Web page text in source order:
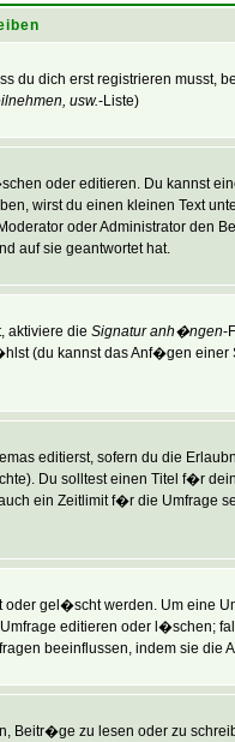
du dich erst registrieren
usw.-Liste)
oder editieren. Du kannst
wirst du einen kleinen Text
oder Administrator den
auf sie geantwortet hat.
aktiviere die Signatur anh�ngen-
(du kannst das Anf�gen einer
editierst, sofern du die
Du solltest einen Titel f�r
ein Zeitlimit f�r die Umfrage
gel�scht werden. Um eine
editieren oder l�schen;
beeinflussen, indem sie die
Beitr�ge zu lesen oder zu